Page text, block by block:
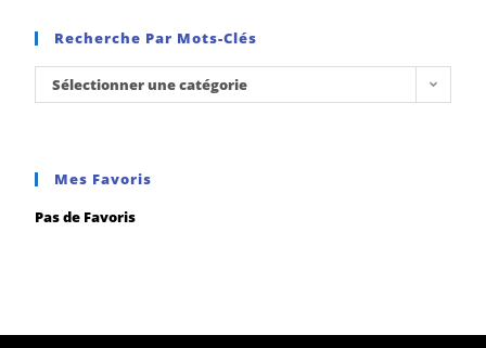
Recherche Par Mots-Clés
Sélectionner une catégorie
Mes Favoris
Pas de Favoris